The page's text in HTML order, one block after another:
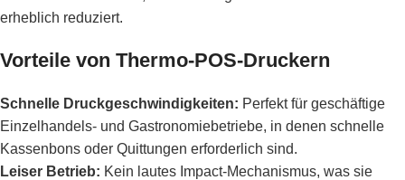
erheblich reduziert.
Vorteile von Thermo-POS-Druckern
Schnelle Druckgeschwindigkeiten: Perfekt für geschäftige
Einzelhandels- und Gastronomiebetriebe, in denen schnelle
Kassenbons oder Quittungen erforderlich sind.
Leiser Betrieb: Kein lautes Impact-Mechanismus, was sie